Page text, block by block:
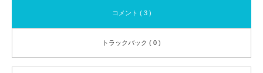
コメント ( 3 )
トラックバック ( 0 )